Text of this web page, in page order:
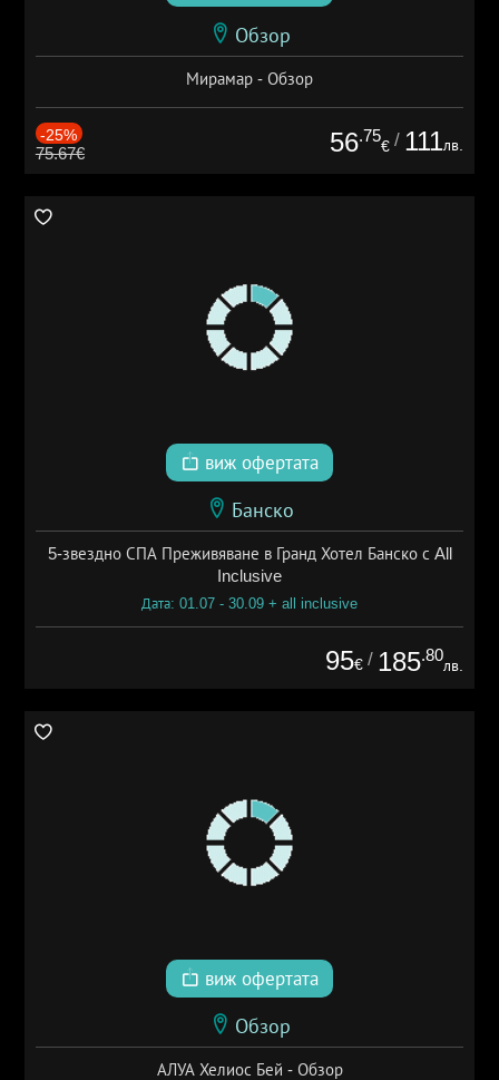
Обзор
Мирамар - Обзор
-25%
75.67€ 56.75
€ / 111лв.
виж офертата
Банско
5-звездно СПА Преживяване в Гранд Хотел Банско с All
Inclusive
Дата: 01.07 - 30.09 + all inclusive
95€ / 185.80
лв.
виж офертата
Обзор
АЛУА Хелиос Бей - Обзор